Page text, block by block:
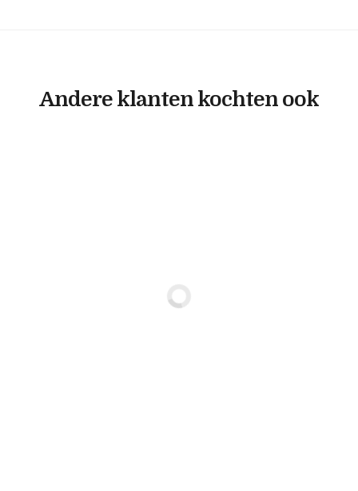
Andere klanten kochten ook